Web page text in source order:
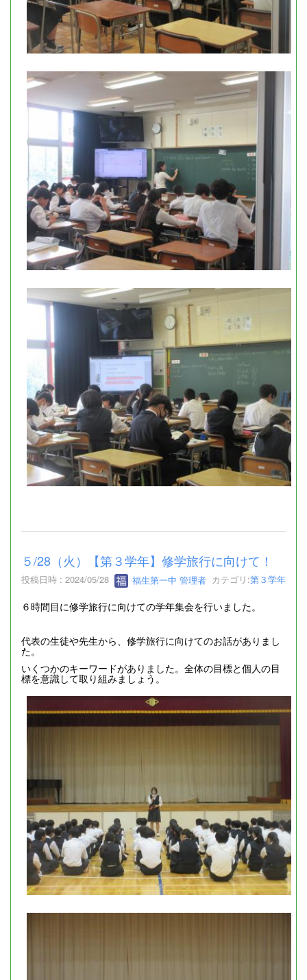
５/28（火）【第３学年】修学旅行に向けて！
投稿日時 : 2024/05/28 福生第一中 管理者 カテゴリ:第３学年
６時間目に修学旅行に向けての学年集会を行いました。
代表の生徒や先生から、修学旅行に向けてのお話がありまし
た。
いくつかのキーワードがありました。全体の目標と個人の目
標を意識して取り組みましょう。